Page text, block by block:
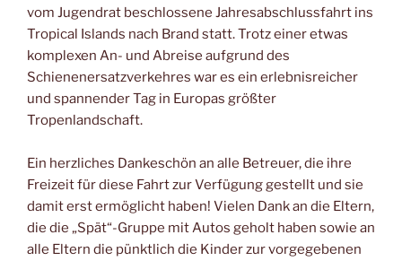
vom Jugendrat beschlossene Jahresabschlussfahrt ins
Tropical Islands nach Brand statt. Trotz einer etwas
komplexen An- und Abreise aufgrund des
Schienenersatzverkehres war es ein erlebnisreicher
und spannender Tag in Europas größter
Tropenlandschaft.
Ein herzliches Dankeschön an alle Betreuer, die ihre
Freizeit für diese Fahrt zur Verfügung gestellt und sie
damit erst ermöglicht haben! Vielen Dank an die Eltern,
die die „Spät“-Gruppe mit Autos geholt haben sowie an
alle Eltern die pünktlich die Kinder zur vorgegebenen